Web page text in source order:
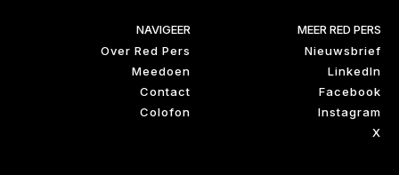
NAVIGEER
Over Red Pers
Meedoen
Contact
Colofon
MEER RED PERS
Nieuwsbrief
LinkedIn
Facebook
Instagram
X